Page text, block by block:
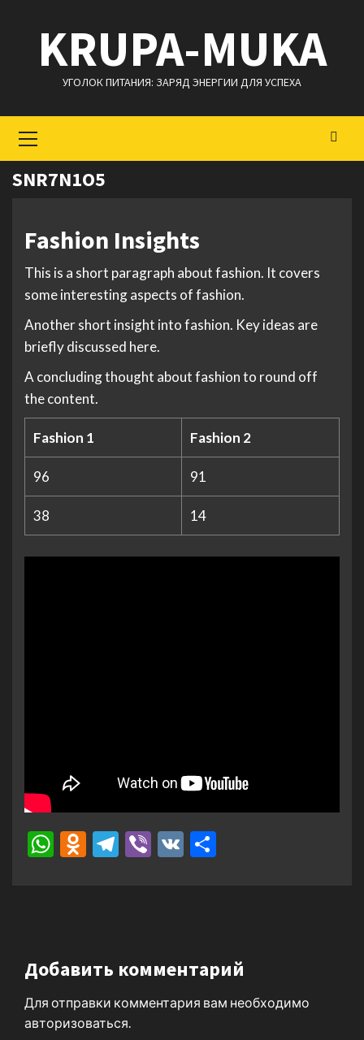
содержимому
KRUPA-MUKA
УГОЛОК ПИТАНИЯ: ЗАРЯД ЭНЕРГИИ ДЛЯ УСПЕХА
меню
SNR7N1O5
Fashion Insights
This is a short paragraph about fashion. It covers
some interesting aspects of fashion.
Another short insight into fashion. Key ideas are
briefly discussed here.
A concluding thought about fashion to round off
the content.
Fashion 1 Fashion 2
96 91
38 14
WhatsApp
Odnoklassniki
Telegram
Viber
VK
Добавить комментарий
Для отправки комментария вам необходимо
авторизоваться